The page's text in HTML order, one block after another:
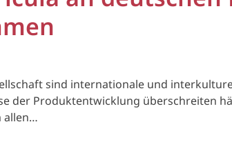
sind internationale und
der Produktentwicklung überschreiten
allen…